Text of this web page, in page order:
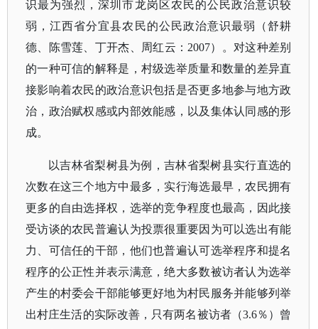
识最为强烈，深圳市龙岗区农民的公民政治意识较
弱，江西省分宜县农民的公民政治意识最弱（舒耕
德、陈雪莲、丁开杰、周红云： 2007）。对这种差别
的一种可信的解释是，村级选举质量和数量的差异直
接影响着农民的政治意识包括是否更多地参与地方政
治，政治赋权感或内部效能感，以及集体认同感的形
成。
以吉林省梨树县为例，吉林省梨树县实行直选的
次数在这三个地方中最多，实行海选最早，农民拥有
更多的自由选择权，选举的竞争程度也最高，因此接
受访谈的农民普遍认为投票很重要因为可以选出有能
力、可信任的干部，他们也普遍认可选举程序和提名
程序的公正性并表示满意，绝大多数被访者认为选举
产生的村委会干部能够更好地为村民服务并能够列举
出村庄生活的实际改善，只有两名被访者（3.6％）曾